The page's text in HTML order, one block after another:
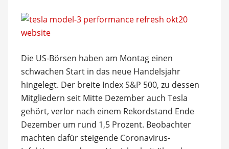
Die US-Börsen haben am Montag einen
schwachen Start in das neue Handelsjahr
hingelegt. Der breite Index S&P 500, zu dessen
Mitgliedern seit Mitte Dezember auch Tesla
gehört, verlor nach einem Rekordstand Ende
Dezember um rund 1,5 Prozent. Beobachter
machten dafür steigende Coronavirus-